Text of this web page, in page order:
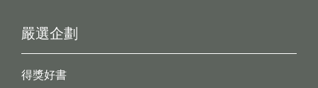
嚴選企劃
得獎好書